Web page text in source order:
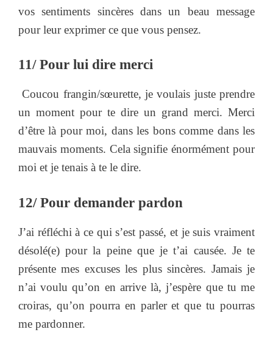
vos sentiments sincères dans un beau message
pour leur exprimer ce que vous pensez.
11/ Pour lui dire merci
Coucou frangin/sœurette, je voulais juste prendre
un moment pour te dire un grand merci. Merci
d’être là pour moi, dans les bons comme dans les
mauvais moments. Cela signifie énormément pour
moi et je tenais à te le dire.
12/ Pour demander pardon
J’ai réfléchi à ce qui s’est passé, et je suis vraiment
désolé(e) pour la peine que je t’ai causée. Je te
présente mes excuses les plus sincères. Jamais je
n’ai voulu qu’on en arrive là, j’espère que tu me
croiras, qu’on pourra en parler et que tu pourras
me pardonner.